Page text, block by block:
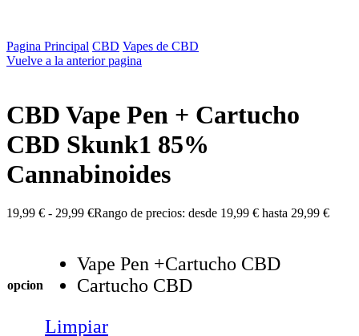
Pagina Principal CBD Vapes de CBD
Vuelve a la anterior pagina
CBD Vape Pen + Cartucho
CBD Skunk1 85%
Cannabinoides
19,99 € - 29,99 €Rango de precios: desde 19,99 € hasta 29,99 €
opcion
Vape Pen +Cartucho CBD
Cartucho CBD
Limpiar